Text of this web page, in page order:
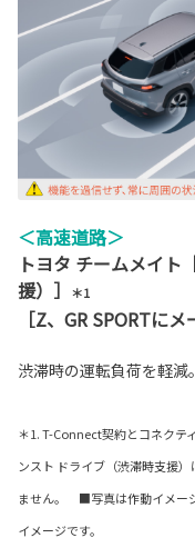
＜高速道路＞
トヨタ チームメイト
援）］
＊1
［Z、GR SPORTに
渋滞時の運転負荷を軽減。
＊1. T-Connect契約とコネク
ンスト ドライブ（渋滞時支援
ません。 ■写真は作動イメー
イメージです。